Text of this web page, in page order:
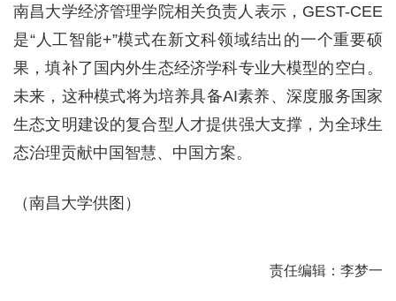
南昌大学经济管理学院相关负责人表示，GEST-CEE
是“人工智能+”模式在新文科领域结出的一个重要硕
果，填补了国内外生态经济学科专业大模型的空白。
未来，这种模式将为培养具备AI素养、深度服务国家
生态文明建设的复合型人才提供强大支撑，为全球生
态治理贡献中国智慧、中国方案。
（南昌大学供图）
责任编辑：李梦一